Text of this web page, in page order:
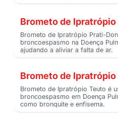
Brometo de
Brometo de Ipratrópio Prati-
broncoespasmo na Doença
ajudando a aliviar a falta de ar.
Brometo de
Brometo de Ipratrópio Teuto é
broncoespasmo em Doença
como bronquite e enfisema.